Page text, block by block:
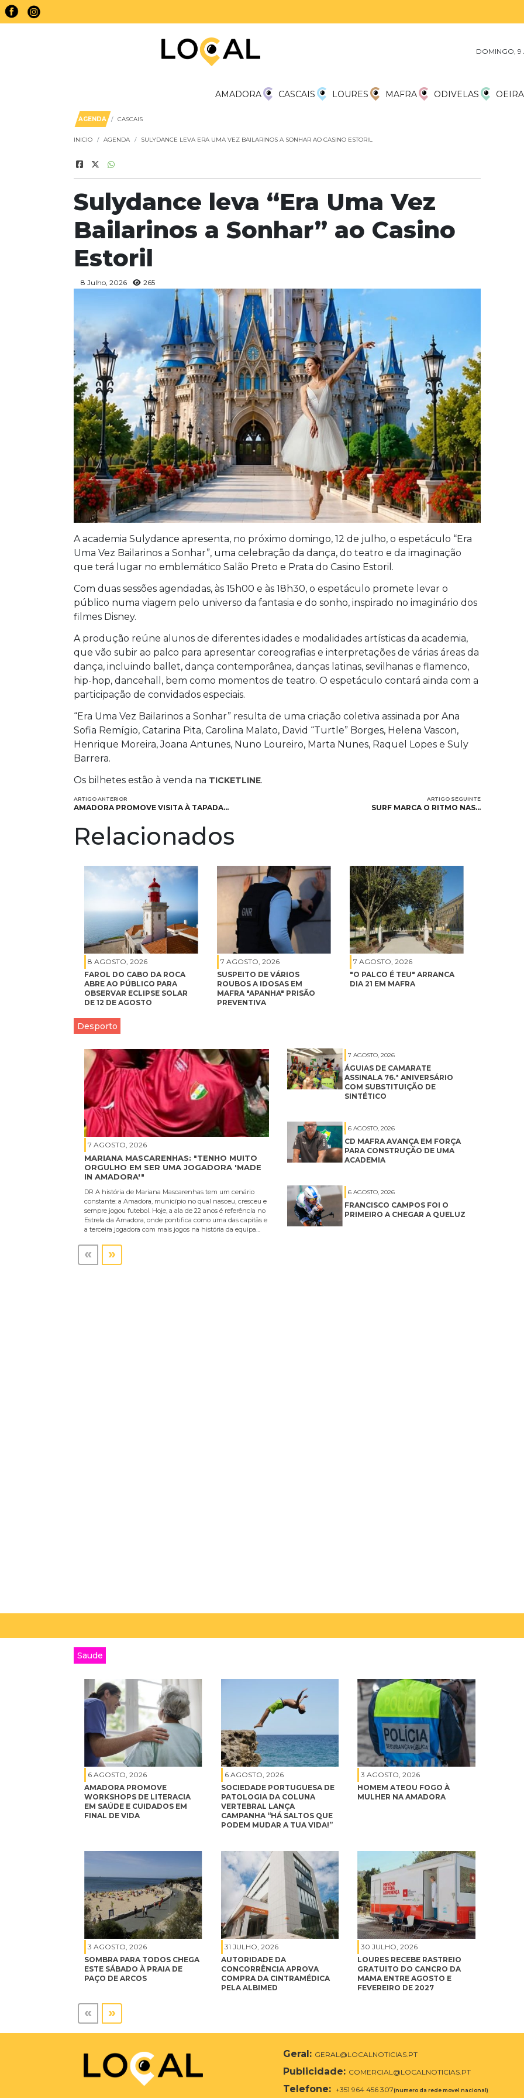
DOMINGO,
AMADORA CASCAIS LOURES MAFRA ODIVELAS
AGENDA CASCAIS
INICIO AGENDA SULYDANCE LEVA ERA UMA VEZ BAILARINOS A SONHAR AO CASINO ESTORIL
Sulydance leva “Era Uma Vez
Bailarinos a Sonhar” ao Casino
Estoril
8 Julho, 2026 265
A academia Sulydance apresenta, no próximo domingo, 12 de julho, o espetáculo “Era
Uma Vez Bailarinos a Sonhar”, uma celebração da dança, do teatro e da imaginação
que terá lugar no emblemático Salão Preto e Prata do Casino Estoril.
Com duas sessões agendadas, às 15h00 e às 18h30, o espetáculo promete levar o
público numa viagem pelo universo da fantasia e do sonho, inspirado no imaginário dos
filmes Disney.
A produção reúne alunos de diferentes idades e modalidades artísticas da academia,
que vão subir ao palco para apresentar coreografias e interpretações de várias áreas da
dança, incluindo ballet, dança contemporânea, danças latinas, sevilhanas e flamenco,
hip-hop, dancehall, bem como momentos de teatro. O espetáculo contará ainda com a
participação de convidados especiais.
“Era Uma Vez Bailarinos a Sonhar” resulta de uma criação coletiva assinada por Ana
Sofia Remígio, Catarina Pita, Carolina Malato, David “Turtle” Borges, Helena Vascon,
Henrique Moreira, Joana Antunes, Nuno Loureiro, Marta Nunes, Raquel Lopes e Suly
Barrera.
Os bilhetes estão à venda na TICKETLINE.
ARTIGO ANTERIOR
AMADORA PROMOVE VISITA À TAPADA…
ARTIGO SEGUINTE
SURF MARCA O RITMO NAS…
Relacionados
8 AGOSTO, 2026
FAROL DO CABO DA ROCA
ABRE AO PÚBLICO PARA
OBSERVAR ECLIPSE SOLAR
DE 12 DE AGOSTO
7 AGOSTO, 2026
SUSPEITO DE VÁRIOS
ROUBOS A IDOSAS EM
MAFRA "APANHA" PRISÃO
PREVENTIVA
7 AGOSTO, 2026
"O PALCO É TEU" ARRANCA
DIA 21 EM MAFRA
Desporto
7 AGOSTO, 2026
MARIANA MASCARENHAS: "TENHO MUITO
ORGULHO EM SER UMA JOGADORA 'MADE
IN AMADORA'"
DR A história de Mariana Mascarenhas tem um cenário
constante: a Amadora, município no qual nasceu, cresceu e
sempre jogou futebol. Hoje, a ala de 22 anos é referência no
Estrela da Amadora, onde pontifica como uma das capitãs e
a terceira jogadora com mais jogos na história da equipa…
7 AGOSTO, 2026
ÁGUIAS DE CAMARATE
ASSINALA 76.ª ANIVERSÁRIO
COM SUBSTITUIÇÃO DE
SINTÉTICO
6 AGOSTO, 2026
CD MAFRA AVANÇA EM FORÇA
PARA CONSTRUÇÃO DE UMA
ACADEMIA
6 AGOSTO, 2026
FRANCISCO CAMPOS FOI O
PRIMEIRO A CHEGAR A QUELUZ
« »
Saude
6 AGOSTO, 2026
AMADORA PROMOVE
WORKSHOPS DE LITERACIA
EM SAÚDE E CUIDADOS EM
FINAL DE VIDA
6 AGOSTO, 2026
SOCIEDADE PORTUGUESA DE
PATOLOGIA DA COLUNA
VERTEBRAL LANÇA
CAMPANHA “HÁ SALTOS QUE
PODEM MUDAR A TUA VIDA!”
3 AGOSTO, 2026
HOMEM ATEOU FOGO À
MULHER NA AMADORA
3 AGOSTO, 2026
SOMBRA PARA TODOS CHEGA
ESTE SÁBADO À PRAIA DE
PAÇO DE ARCOS
31 JULHO, 2026
AUTORIDADE DA
CONCORRÊNCIA APROVA
COMPRA DA CINTRAMÉDICA
PELA ALBIMED
30 JULHO, 2026
LOURES RECEBE RASTREIO
GRATUITO DO CANCRO DA
MAMA ENTRE AGOSTO E
FEVEREIRO DE 2027
« »
Geral: GERAL@LOCALNOTICIAS.PT
Publicidade: COMERCIAL@LOCALNOTICIAS.PT
Telefone: +351 964 456 307(numero da rede movel nacional)